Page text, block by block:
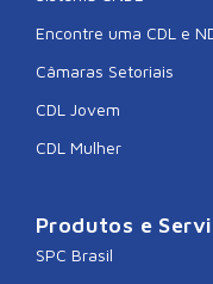
Encontre uma CDL e
Câmaras Setoriais
CDL Jovem
CDL Mulher
Produtos e
SPC Brasil